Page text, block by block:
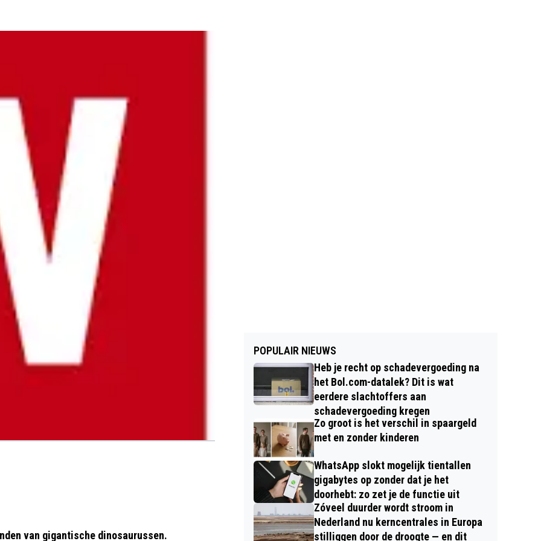
van gigantische dinosaurussen.
POPULAIR NIEUWS
Heb je recht op schadevergoeding na
het Bol.com-datalek? Dit is wat
eerdere slachtoffers aan
schadevergoeding kregen
Zo groot is het verschil in spaargeld
met en zonder kinderen
WhatsApp slokt mogelijk tientallen
gigabytes op zonder dat je het
doorhebt: zo zet je de functie uit
Zóveel duurder wordt stroom in
Nederland nu kerncentrales in Europa
stilliggen door de droogte — en dit